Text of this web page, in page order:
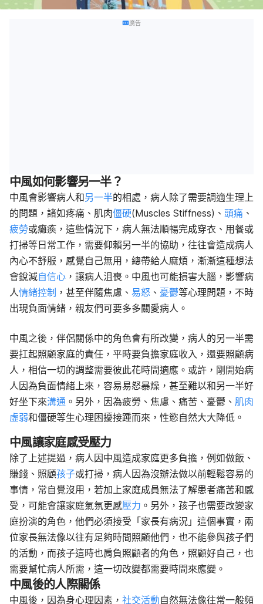
廣告
中風如何影響另一半？
中風會影響病人和另一半的相處，病人除了需要調適生理上
的問題，諸如疼痛、肌肉僵硬(Muscles Stiffness)、 頭痛 、
疲勞或癱瘓，這些情況下，病人無法順暢完成穿衣、用餐或
打掃等日常工作，需要仰賴另一半的協助，往往會造成病人
內心不舒服，感覺自己無用，總帶給人麻煩，漸漸這種想法
會銳減自信心 ，讓病人沮喪。中風也可能損害大腦，影響病
人情緒控制 ，甚至伴隨焦慮、 易怒 、 憂鬱等心理問題，不時
出現負面情緒，親友們可要多多關愛病人。
中風之後，伴侶關係中的角色會有所改變，病人的另一半需
要扛起照顧家庭的責任，平時要負擔家庭收入，還要照顧病
人，相信一切的調整需要彼此花時間適應。或許，剛開始病
人因為負面情緒上來，容易易怒暴燥，甚至難以和另一半好
好坐下來溝通 。另外，因為疲勞、焦慮、痛苦、憂鬱、 肌肉
虛弱和僵硬等生心理困擾接踵而來，性慾自然大大降低。
中風讓家庭感受壓力
除了上述提過，病人因中風造成家庭更多負擔，例如做飯、
賺錢、照顧孩子或打掃，病人因為沒辦法做以前輕鬆容易的
事情，常自覺沒用，若加上家庭成員無法了解患者痛苦和感
受，可能會讓家庭氣氛更感壓力 。另外，孩子也需要改變家
庭扮演的角色，他們必須接受「家長有病況」這個事實，兩
位家長無法像以往有足夠時間照顧他們，也不能參與孩子們
的活動，而孩子這時也肩負照顧者的角色，照顧好自己，也
需要幫忙病人所需，這一切改變都需要時間來應變。
中風後的人際關係
中風後，因為身心理因素， 社交活動自然無法像往常一般頻